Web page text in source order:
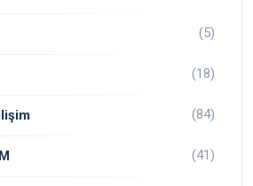
(5)
(18)
(84)
(41)